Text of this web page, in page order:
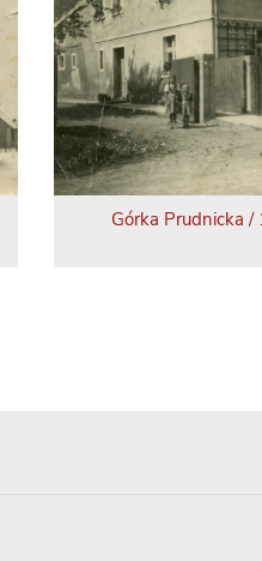
Górka Prudnicka /